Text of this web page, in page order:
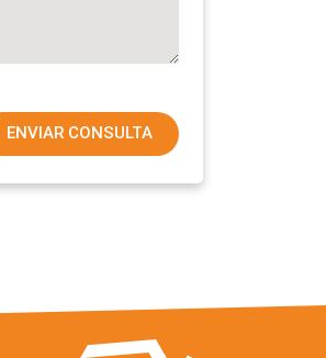
ENVIAR CONSULTA